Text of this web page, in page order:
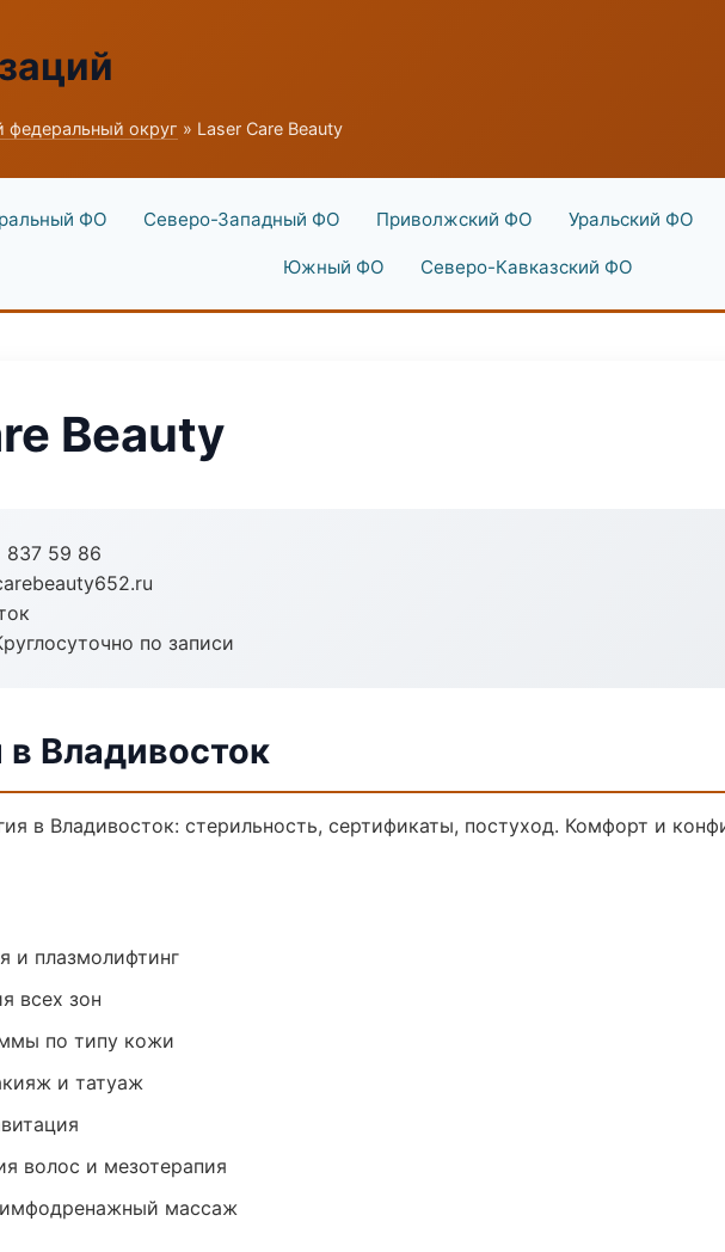
федеральный округ » Laser Care Beauty
ФО Северо-Западный ФО Приволжский ФО Уральский ФО
Южный ФО Северо-Кавказский ФО
Beauty
837 59 86
по записи
в Владивосток
в Владивосток: стерильность, сертификаты, постуход. Комфорт и
и плазмолифтинг
всех зон
по типу кожи
и татуаж
волос и мезотерапия
массаж